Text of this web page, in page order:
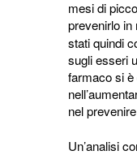
mesi di
prevenirlo in
stati quindi
sugli esseri
farmaco si
nel
Un’analisi